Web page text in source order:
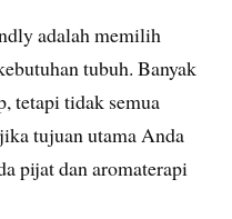
adalah memilih
tubuh. Banyak
tetapi tidak semua
tujuan utama Anda
pijat dan aromaterapi